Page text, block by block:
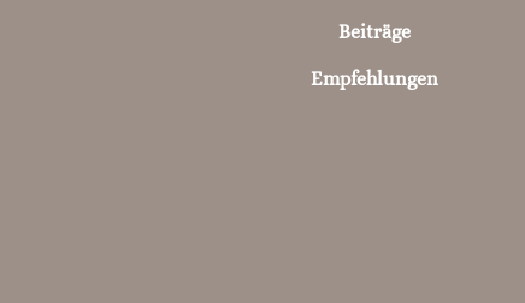
Beiträge
Empfehlungen